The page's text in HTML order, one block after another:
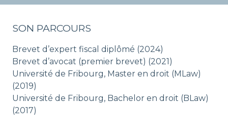
SON PARCOURS
Brevet d’expert fiscal diplômé (2024)
Brevet d’avocat (premier brevet) (2021)
Université de Fribourg, Master en droit (MLaw)
(2019)
Université de Fribourg, Bachelor en droit (BLaw)
(2017)